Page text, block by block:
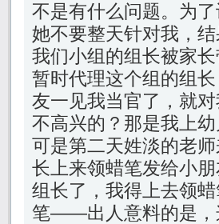
不是有什么问题。为
她不要整天针对我，
我们小组的组长被家
暂时代理这个组的组
友一见我当官了，就
不高兴的？那是我上
可是第二天姓淡的老
长上来领蜡笔发给小
组长了，我得上去领
笔——出人意料的是，